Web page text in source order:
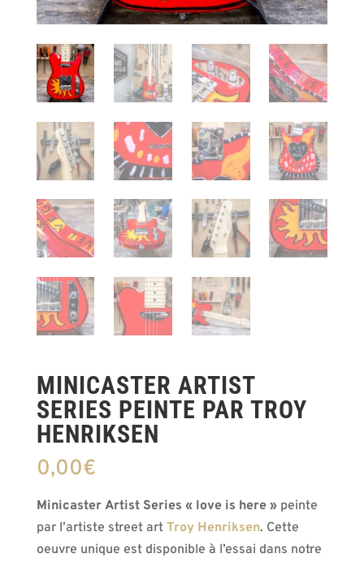
MINICASTER ARTIST
SERIES PEINTE PAR TROY
HENRIKSEN
0,00€
Minicaster Artist Series « love is here »peinte
par l’artiste street art Troy Henriksen. Cette
oeuvre unique est disponible à l’essai dans notre